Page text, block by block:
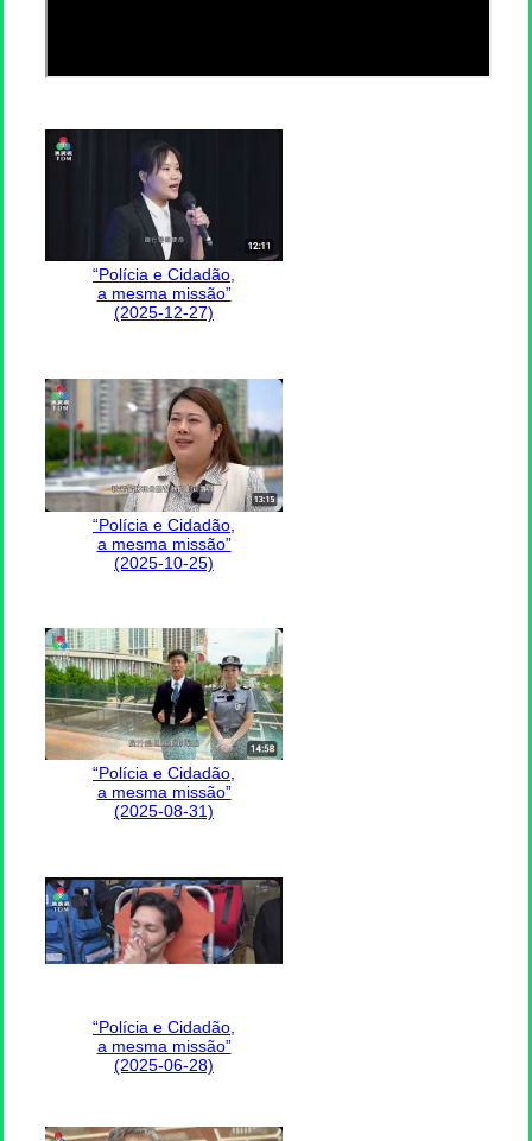
“Polícia e Cidadão,
a mesma missão”
(2025-12-27)
“Polícia e Cidadão,
a mesma missão”
(2025-10-25)
“Polícia e Cidadão,
a mesma missão”
(2025-08-31)
“Polícia e Cidadão,
a mesma missão”
(2025-06-28)